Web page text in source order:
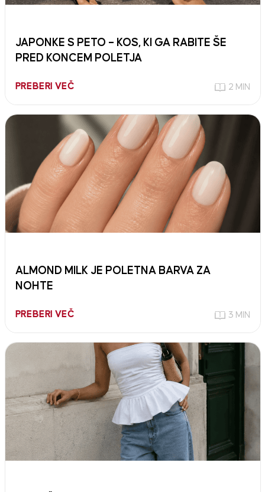
JAPONKE S PETO – KOS, KI GA RABITE ŠE
PRED KONCEM POLETJA
PREBERI VEČ 2 MIN
ALMOND MILK JE POLETNA BARVA ZA
NOHTE
PREBERI VEČ 3 MIN